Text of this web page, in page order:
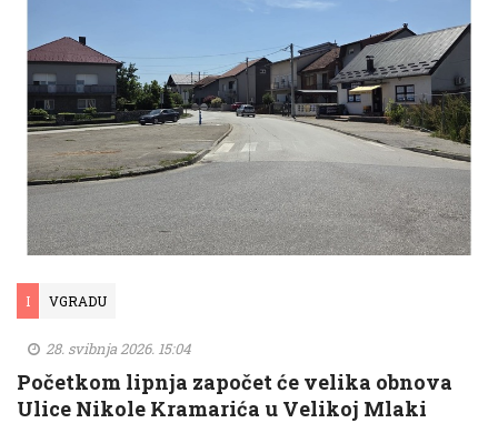
I VGRADU
28. svibnja 2026. 15:04
Početkom lipnja započet će velika obnova
Ulice Nikole Kramarića u Velikoj Mlaki